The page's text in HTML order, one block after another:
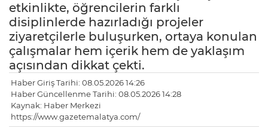
etkinlikte, öğrencilerin farklı
disiplinlerde hazırladığı projeler
ziyaretçilerle buluşurken, ortaya konulan
çalışmalar hem içerik hem de yaklaşım
açısından dikkat çekti.
Haber Giriş Tarihi: 08.05.2026 14:26
Haber Güncellenme Tarihi: 08.05.2026 14:28
Kaynak: Haber Merkezi
https://www.gazetemalatya.com/